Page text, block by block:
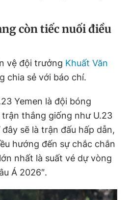
Liên hệ quảng cáo
thoại
Liên hệ quảng cáo
còn tiếc nuối điều
vệ đội trưởng Khuất Văn
chia sẻ với báo chí.
Yemen là đội bóng
thắng giống như U.23
sẽ là trận đấu hấp dẫn,
hướng đến sự chắc chắn
nhất là suất vé dự vòng
Á 2026″.